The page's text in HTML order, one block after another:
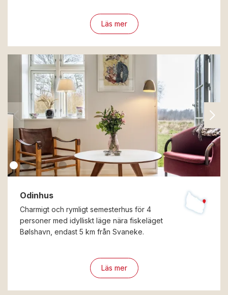
Läs mer
Odinhus
Charmigt och rymligt semesterhus för 4
personer med idylliskt läge nära fiskeläget
Bølshavn, endast 5 km från Svaneke.
Läs mer